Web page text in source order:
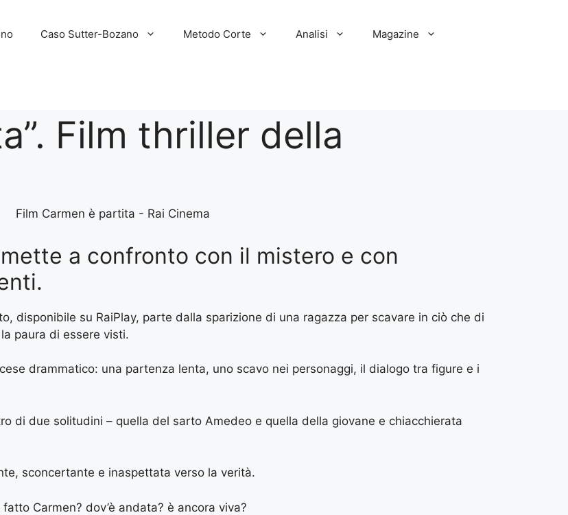
Caso Sutter-Bozano Metodo Corte Analisi Magazine
Film thriller della
mette a confronto con il mistero e con
disponibile su RaiPlay, parte dalla sparizione di una ragazza per scavare in ciò che di
paura di essere visti.
drammatico: una partenza lenta, uno scavo nei personaggi, il dialogo tra figure e i
di due solitudini – quella del sarto Amedeo e quella della giovane e chiacchierata
sconcertante e inaspettata verso la verità.
Carmen? dov’è andata? è ancora viva?